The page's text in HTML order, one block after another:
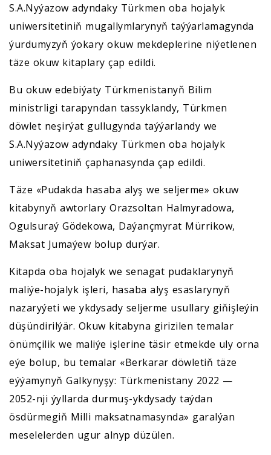
S.A.Nyýazow adyndaky Türkmen oba hojalyk
uniwersitetiniň mugallymlarynyň taýýarlamagynda
ýurdumyzyň ýokary okuw mekdeplerine niýetlenen
täze okuw kitaplary çap edildi.
Bu okuw edebiýaty Türkmenistanyň Bilim
ministrligi tarapyndan tassyklandy, Türkmen
döwlet neşirýat gullugynda taýýarlandy we
S.A.Nyýazow adyndaky Türkmen oba hojalyk
uniwersitetiniň çaphanasynda çap edildi.
Täze «Pudakda hasaba alyş we seljerme» okuw
kitabynyň awtorlary Orazsoltan Halmyradowa,
Ogulsuraý Gödekowa, Daýançmyrat Mürrikow,
Maksat Jumaýew bolup durýar.
Kitapda oba hojalyk we senagat pudaklarynyň
maliýe-hojalyk işleri, hasaba alyş esaslarynyň
nazaryýeti we ykdysady seljerme usullary giňişleýin
düşündirilýär. Okuw kitabyna girizilen temalar
önümçilik we maliýe işlerine täsir etmekde uly orna
eýe bolup, bu temalar «Berkarar döwletiň täze
eýýamynyň Galkynyşy: Türkmenistany 2022 —
2052-nji ýyllarda durmuş-ykdysady taýdan
ösdürmegiň Milli maksatnamasynda» garalýan
meselelerden ugur alnyp düzülen.